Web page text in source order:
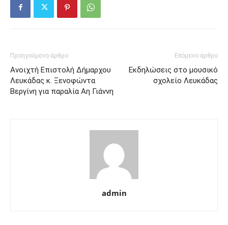
Προηγούμενο άρθρο
Ανοιχτή Επιστολή Δήμαρχου
Λευκάδας κ. Ξενοφώντα
Βεργίνη για παραλία Αη Γιάννη
Επόμενο άρθρο
Εκδηλώσεις στο μουσικό
σχολείο Λευκάδας
admin